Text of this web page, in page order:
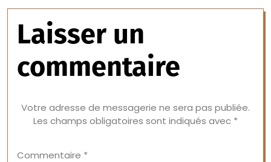
Laisser un
commentaire
Votre adresse de messagerie ne sera pas publiée.
Les champs obligatoires sont indiqués avec *
Commentaire *